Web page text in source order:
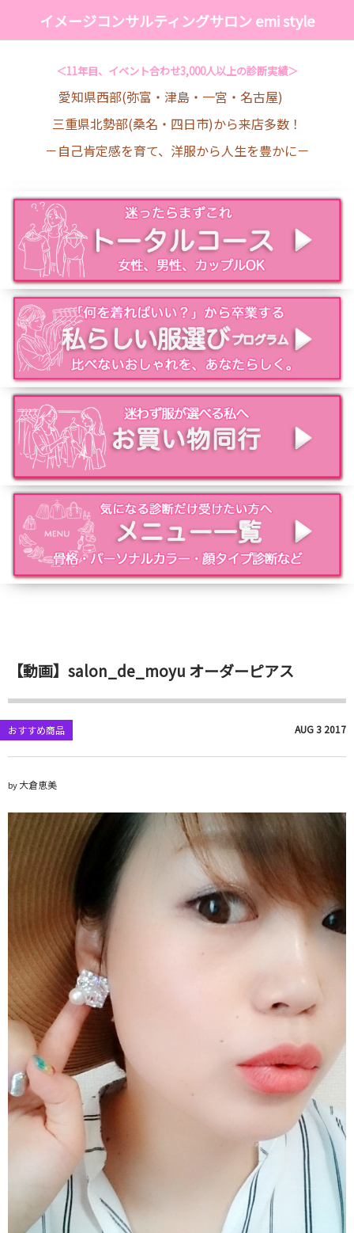
イメージコンサルティングサロン emi style
＜11年目、イベント合わせ3,000人以上の診断実績＞
愛知県西部(弥富・津島・一宮・名古屋)
三重県北勢部(桑名・四日市)から来店多数！
－自己肯定感を育て、洋服から人生を豊かに－
【動画】salon_de_moyu オーダーピアス
おすすめ商品 AUG3 2017
by大倉恵美